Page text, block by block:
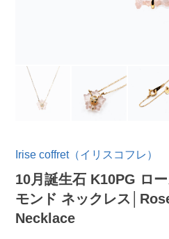
Irise coffret（イリスコフレ）
10月誕生石 K10PG ロ
モンド ネックレス
Necklace